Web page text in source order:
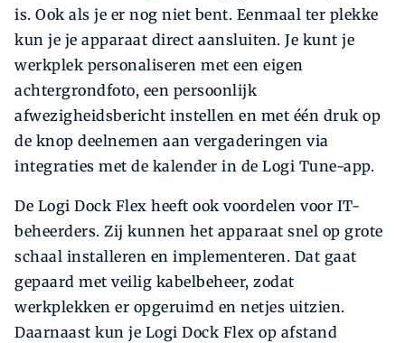
is. Ook als je er nog niet bent. Eenmaal ter plekke
kun je je apparaat direct aansluiten. Je kunt je
werkplek personaliseren met een eigen
achtergrondfoto, een persoonlijk
afwezigheidsbericht instellen en met één druk op
de knop deelnemen aan vergaderingen via
integraties met de kalender in de Logi Tune-app.
De Logi Dock Flex heeft ook voordelen voor IT-
beheerders. Zij kunnen het apparaat snel op grote
schaal installeren en implementeren. Dat gaat
gepaard met veilig kabelbeheer, zodat
werkplekken er opgeruimd en netjes uitzien.
Daarnaast kun je Logi Dock Flex op afstand